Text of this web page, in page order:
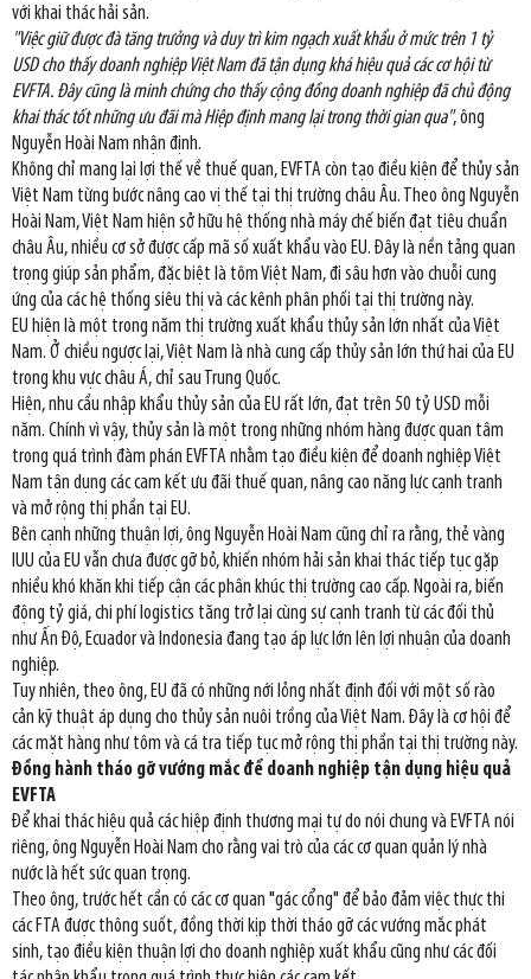
với khai thác hải sản.
"Việc giữ được đà tăng trưởng và duy trì kim ngạch xuất khẩu ở mức trên 1 tỷ
USD cho thấy doanh nghiệp Việt Nam đã tận dụng khá hiệu quả các cơ hội từ
EVFTA. Đây cũng là minh chứng cho thấy cộng đồng doanh nghiệp đã chủ động
khai thác tốt những ưu đãi mà Hiệp định mang lại trong thời gian qua", ông
Nguyễn Hoài Nam nhận định.
Không chỉ mang lại lợi thế về thuế quan, EVFTA còn tạo điều kiện để thủy sản
Việt Nam từng bước nâng cao vị thế tại thị trường châu Âu. Theo ông Nguyễn
Hoài Nam, Việt Nam hiện sở hữu hệ thống nhà máy chế biến đạt tiêu chuẩn
châu Âu, nhiều cơ sở được cấp mã số xuất khẩu vào EU. Đây là nền tảng quan
trọng giúp sản phẩm, đặc biệt là tôm Việt Nam, đi sâu hơn vào chuỗi cung
ứng của các hệ thống siêu thị và các kênh phân phối tại thị trường này.
EU hiện là một trong năm thị trường xuất khẩu thủy sản lớn nhất của Việt
Nam. Ở chiều ngược lại, Việt Nam là nhà cung cấp thủy sản lớn thứ hai của EU
trong khu vực châu Á, chỉ sau Trung Quốc.
Hiện, nhu cầu nhập khẩu thủy sản của EU rất lớn, đạt trên 50 tỷ USD mỗi
năm. Chính vì vậy, thủy sản là một trong những nhóm hàng được quan tâm
trong quá trình đàm phán EVFTA nhằm tạo điều kiện để doanh nghiệp Việt
Nam tận dụng các cam kết ưu đãi thuế quan, nâng cao năng lực cạnh tranh
và mở rộng thị phần tại EU.
Bên cạnh những thuận lợi, ông Nguyễn Hoài Nam cũng chỉ ra rằng, thẻ vàng
IUU của EU vẫn chưa được gỡ bỏ, khiến nhóm hải sản khai thác tiếp tục gặp
nhiều khó khăn khi tiếp cận các phân khúc thị trường cao cấp. Ngoài ra, biến
động tỷ giá, chi phí logistics tăng trở lại cùng sự cạnh tranh từ các đối thủ
như Ấn Độ, Ecuador và Indonesia đang tạo áp lực lớn lên lợi nhuận của doanh
nghiệp.
Tuy nhiên, theo ông, EU đã có những nới lỏng nhất định đối với một số rào
cản kỹ thuật áp dụng cho thủy sản nuôi trồng của Việt Nam. Đây là cơ hội để
các mặt hàng như tôm và cá tra tiếp tục mở rộng thị phần tại thị trường này.
Đồng hành tháo gỡ vướng mắc để doanh nghiệp tận dụng hiệu quả
EVFTA
Để khai thác hiệu quả các hiệp định thương mại tự do nói chung và EVFTA nói
riêng, ông Nguyễn Hoài Nam cho rằng vai trò của các cơ quan quản lý nhà
nước là hết sức quan trọng.
Theo ông, trước hết cần có các cơ quan "gác cổng" để bảo đảm việc thực thi
các FTA được thông suốt, đồng thời kịp thời tháo gỡ các vướng mắc phát
sinh, tạo điều kiện thuận lợi cho doanh nghiệp xuất khẩu cũng như các đối